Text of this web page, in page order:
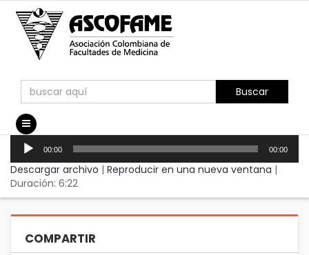
Buscar
Reproductor
audio
00:00 00:00
Descargar archivo | Reproducir en una nueva ventana |
Duración: 6:22
Home
COMPARTIR